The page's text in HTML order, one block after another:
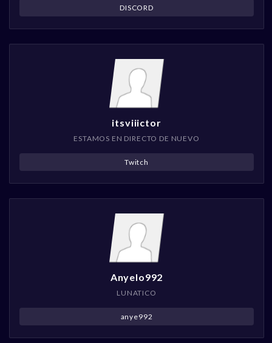
DISCORD
itsviiictor
ESTAMOS EN DIRECTO DE NUEVO
Twitch
Anyelo992
LUNATICO
anye992